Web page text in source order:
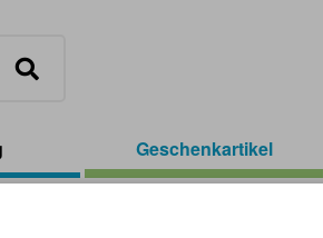
Geschenkartikel